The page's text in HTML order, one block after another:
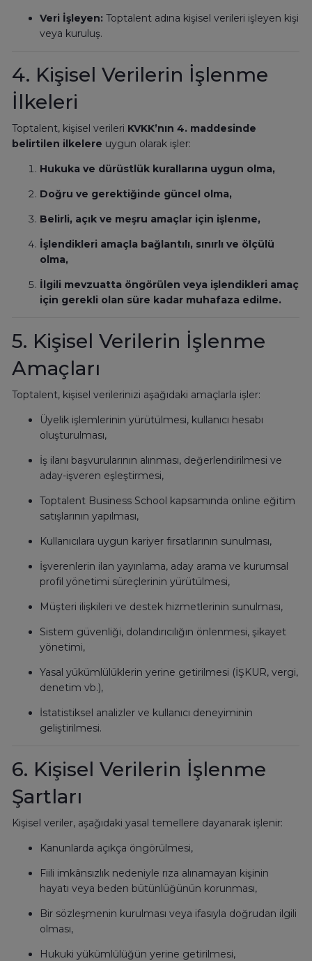
Veri İşleyen: Toptalent adına kişisel verileri işleyen kişi
veya kuruluş.
4. Kişisel Verilerin İşlenme
İlkeleri
Toptalent, kişisel verileri KVKK’nın 4. maddesinde
belirtilen ilkelere uygun olarak işler:
Hukuka ve dürüstlük kurallarına uygun olma,
Doğru ve gerektiğinde güncel olma,
Belirli, açık ve meşru amaçlar için işlenme,
İşlendikleri amaçla bağlantılı, sınırlı ve ölçülü
olma,
İlgili mevzuatta öngörülen veya işlendikleri amaç
için gerekli olan süre kadar muhafaza edilme.
5. Kişisel Verilerin İşlenme
Amaçları
Toptalent, kişisel verilerinizi aşağıdaki amaçlarla işler:
Üyelik işlemlerinin yürütülmesi, kullanıcı hesabı
oluşturulması,
İş ilanı başvurularının alınması, değerlendirilmesi ve
aday-işveren eşleştirmesi,
Toptalent Business School kapsamında online eğitim
satışlarının yapılması,
Kullanıcılara uygun kariyer fırsatlarının sunulması,
İşverenlerin ilan yayınlama, aday arama ve kurumsal
profil yönetimi süreçlerinin yürütülmesi,
Müşteri ilişkileri ve destek hizmetlerinin sunulması,
Sistem güvenliği, dolandırıcılığın önlenmesi, şikayet
yönetimi,
Yasal yükümlülüklerin yerine getirilmesi (İŞKUR, vergi,
denetim vb.),
İstatistiksel analizler ve kullanıcı deneyiminin
geliştirilmesi.
6. Kişisel Verilerin İşlenme
Şartları
Kişisel veriler, aşağıdaki yasal temellere dayanarak işlenir:
Kanunlarda açıkça öngörülmesi,
Fiili imkânsızlık nedeniyle rıza alınamayan kişinin
hayatı veya beden bütünlüğünün korunması,
Bir sözleşmenin kurulması veya ifasıyla doğrudan ilgili
olması,
Hukuki yükümlülüğün yerine getirilmesi,